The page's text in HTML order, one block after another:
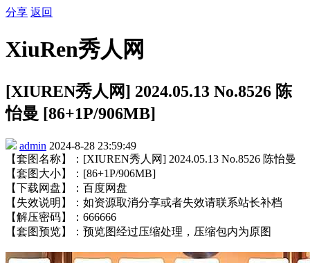
分享 返回
XiuRen秀人网
[XIUREN秀人网] 2024.05.13 No.8526 陈
怡曼 [86+1P/906MB]
admin 2024-8-28 23:59:49
【套图名称】：[XIUREN秀人网] 2024.05.13 No.8526 陈怡曼
【套图大小】：[86+1P/906MB]
【下载网盘】：百度网盘
【失效说明】：如资源取消分享或者失效请联系站长补档
【解压密码】：666666
【套图预览】：预览图经过压缩处理，压缩包内为原图